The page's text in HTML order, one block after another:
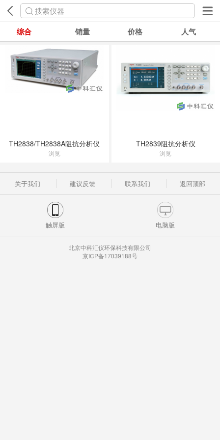
搜索仪器
综合 销量 价格 人气
TH2838/TH2838A阻抗分析仪
浏览
TH2839阻抗分析仪
浏览
关于我们 建议反馈 联系我们 返回顶部
触屏版 电脑版
北京中科汇仪环保科技有限公司
京ICP备17039188号